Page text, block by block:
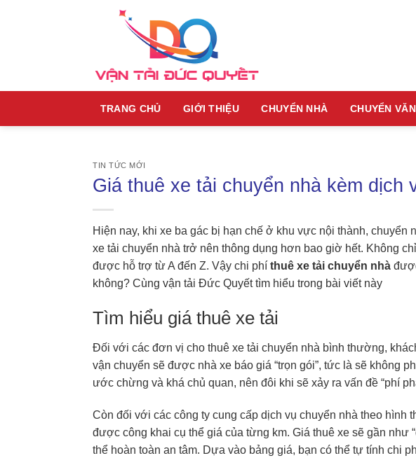
TRANG CHỦ GIỚI THIỆU CHUYỂN NHÀ CHUYỂN
TIN TỨC MỚI
Giá thuê xe tải chuyển nhà kèm
Hiện nay, khi xe ba gác bị hạn chế ở khu vực nội thành, chuyển
xe tải chuyển nhà trở nên thông dụng hơn bao giờ hết. Không
được hỗ trợ từ A đến Z. Vậy chi phí thuê xe tải chuyển nhà
không? Cùng vận tải Đức Quyết tìm hiểu trong bài viết này
Tìm hiểu giá thuê xe tải
Đối với các đơn vị cho thuê xe tải chuyển nhà bình thường,
vận chuyển sẽ được nhà xe báo giá “trọn gói”, tức là sẽ không
ước chừng và khá chủ quan, nên đôi khi sẽ xảy ra vấn đề “phí
Còn đối với các công ty cung cấp dịch vụ chuyển nhà theo hình
được công khai cụ thể giá của từng km. Giá thuê xe sẽ gần như
thể hoàn toàn an tâm. Dựa vào bảng giá, bạn có thể tự tính chi